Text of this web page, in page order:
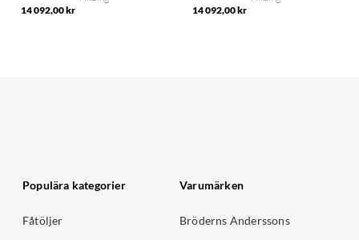
14 092,00 kr
14 092,00 kr
Populära kategorier
Fåtöljer
Varumärken
Bröderns Anderssons